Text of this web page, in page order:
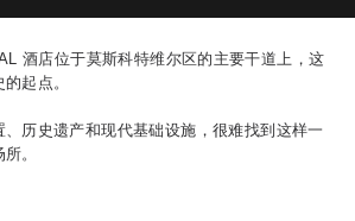
酒店位于莫斯科特维尔区的主要干道上，这
起点。
历史遗产和现代基础设施，很难找到这样一
。